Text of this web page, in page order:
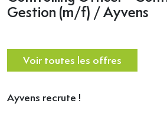
Gestion (m/f) / Ayvens
Voir toutes les offres
Ayvens recrute !